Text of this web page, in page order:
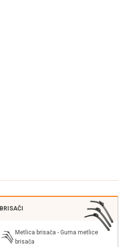
BRISAČI
Metlica brisača - Guma metlice
brisača